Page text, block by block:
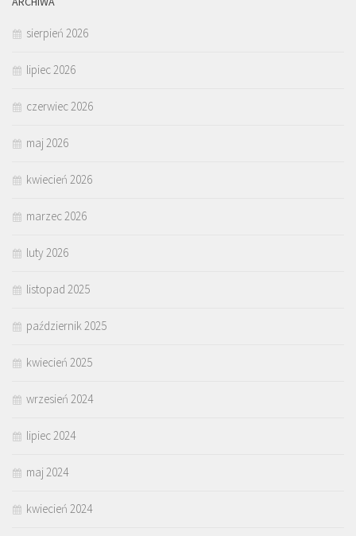
sierpień 2026
lipiec 2026
czerwiec 2026
maj 2026
kwiecień 2026
marzec 2026
luty 2026
listopad 2025
październik 2025
kwiecień 2025
wrzesień 2024
lipiec 2024
maj 2024
kwiecień 2024